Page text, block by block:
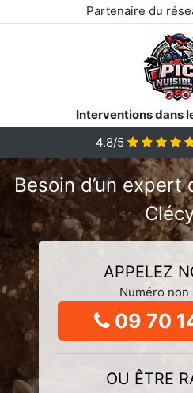
Partenaire du
Interventions dans
4.8/5
Besoin d’un
APPELEZ
Numéro non
09 70
OU ÊTRE